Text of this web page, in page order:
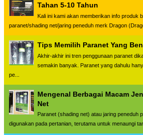
Tahan 5-10 Tahun
Kali ini kami akan memberikan info produk
paranet/shading net/jaring peneduh merk Dragon
Tips Memilih Paranet Yang
Akhir-akhir ini tren penggunaan paranet
semakin banyak. Paranet yang dahulu
pe...
Mengenal Berbagai Macam
Net
Paranet (shading net) atau jaring peneduh
digunakan pada pertanian, terutama untuk menaungi